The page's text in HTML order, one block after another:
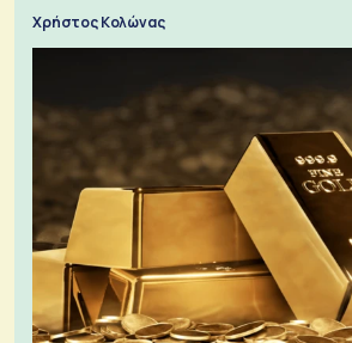
Χρήστος Κολώνας